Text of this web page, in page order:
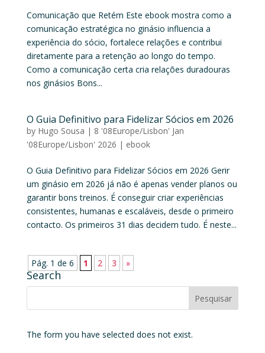
Comunicação que Retém Este ebook mostra como a
comunicação estratégica no ginásio influencia a
experiência do sócio, fortalece relações e contribui
diretamente para a retenção ao longo do tempo.
Como a comunicação certa cria relações duradouras
nos ginásios Bons...
O Guia Definitivo para Fidelizar Sócios em 2026
by Hugo Sousa | 8 '08Europe/Lisbon' Jan
'08Europe/Lisbon' 2026 | ebook
O Guia Definitivo para Fidelizar Sócios em 2026 Gerir
um ginásio em 2026 já não é apenas vender planos ou
garantir bons treinos. É conseguir criar experiências
consistentes, humanas e escaláveis, desde o primeiro
contacto. Os primeiros 31 dias decidem tudo. É neste...
Pág. 1 de 6 1 2 3 »
Search
The form you have selected does not exist.